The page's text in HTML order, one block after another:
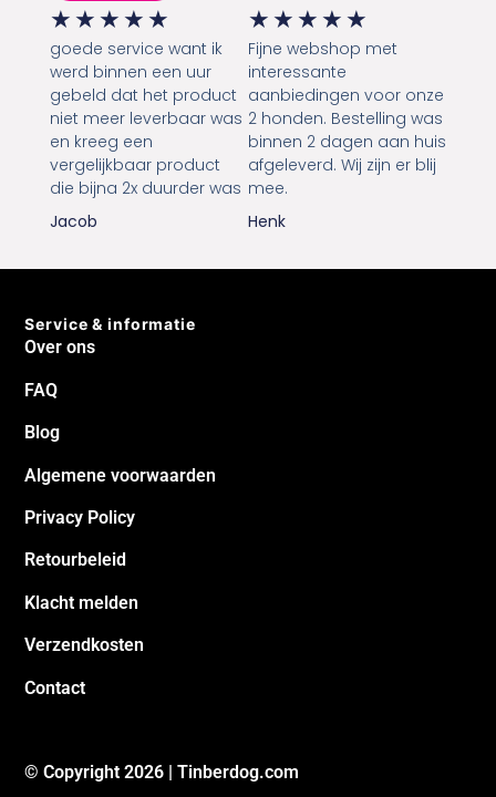
★ ★ ★ ★ ★
goede service want ik
werd binnen een uur
gebeld dat het product
niet meer leverbaar was
en kreeg een
vergelijkbaar product
die bijna 2x duurder was
Jacob
★ ★ ★ ★ ★
Fijne webshop met
interessante
aanbiedingen voor onze
2 honden. Bestelling was
binnen 2 dagen aan huis
afgeleverd. Wij zijn er blij
mee.
Henk
Service & informatie
Over ons
FAQ
Blog
Algemene voorwaarden
Privacy Policy
Retourbeleid
Klacht melden
Verzendkosten
Contact
© Copyright 2026 | Tinberdog.com